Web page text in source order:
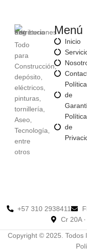
Todo
para
Construcción,
depósito,
eléctricos,
pinturas,
tornillería,
Aseo,
Tecnología,
entre
otros
Menú
Inicio
de
de
+57 310 2938411
Cr 20A
Copyright © 2025. Todos